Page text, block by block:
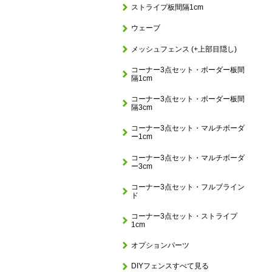
ストライプ板間隔1cm
ウェーブ
メッシュフェンス (+上部目隠し)
コーナー3点セット・ボーダー板間
隔1cm
コーナー3点セット・ボーダー板間
隔3cm
コーナー3点セット・マルチボーダ
ー1cm
コーナー3点セット・マルチボーダ
ー3cm
コーナー3点セット・フルブライン
ド
コーナー3点セット・ストライプ
1cm
オプションパーツ
DIYフェンスすべて見る